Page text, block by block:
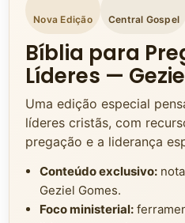
Nova Edição Central Gospel
Bíblia para
Líderes —
Uma edição especial
líderes cristãs, com
pregação e a liderança
Conteúdo exclusivo:
Geziel Gomes.
Foco ministerial: